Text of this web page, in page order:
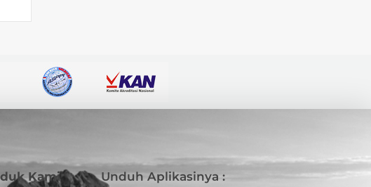
Kami Unduh Aplikasinya :